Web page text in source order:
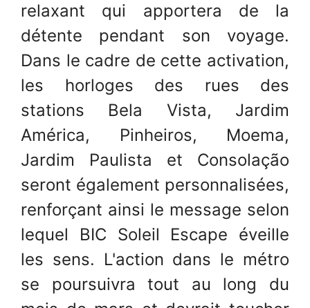
relaxant qui apportera de la
détente pendant son voyage.
Dans le cadre de cette activation,
les horloges des rues des
stations Bela Vista, Jardim
América, Pinheiros, Moema,
Jardim Paulista et Consolação
seront également personnalisées,
renforçant ainsi le message selon
lequel BIC Soleil Escape éveille
les sens. L'action dans le métro
se poursuivra tout au long du